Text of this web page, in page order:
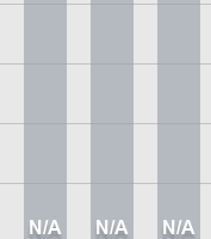
N/A N/A N/A